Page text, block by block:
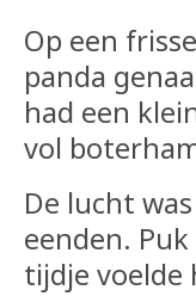
Op een
panda
had een
vol
De lucht
eenden.
tijdje voelde